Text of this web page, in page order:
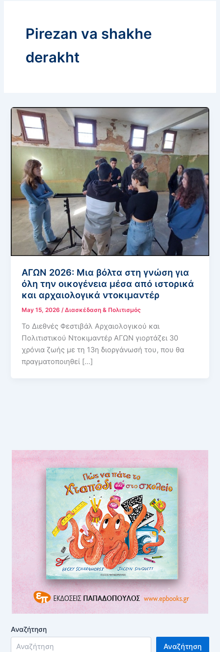
Pirezan va shakhe
derakht
ΑΓΩΝ 2026: Μια βόλτα στη γνώση για
όλη την οικογένεια μέσα από ιστορικά
και αρχαιολογικά ντοκιμαντέρ
May 15, 2026/Διασκέδαση & Πολιτισμός
Το Διεθνές Φεστιβάλ Αρχαιολογικού και
Πολιτιστικού Ντοκιμαντέρ ΑΓΩΝ γιορτάζει 30
χρόνια ζωής με τη 13η διοργάνωσή του, που θα
πραγματοποιηθεί […]
Αναζήτηση
Αναζήτηση